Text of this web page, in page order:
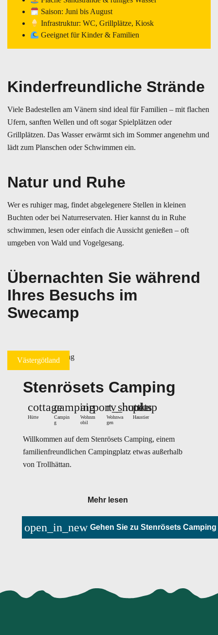
Saison: Juni bis August
Infrastruktur: WC, Grillplätze, Kiosk
Geeignet für Kinder & Familien
Kinderfreundliche Strände
Viele Badestellen am Vänern sind ideal für Familien – mit flachen
Ufern, sanften Wellen und oft sogar Spielplätzen oder
Grillplätzen. Das Wasser erwärmt sich im Sommer angenehm und
lädt zum Planschen oder Schwimmen ein.
Natur und Ruhe
Wer es ruhiger mag, findet abgelegenere Stellen in kleinen
Buchten oder bei Naturreservaten. Hier kannst du in Ruhe
schwimmen, lesen oder einfach die Aussicht genießen – oft
umgeben von Wald und Vogelgesang.
Übernachten Sie während
Ihres Besuchs im
Swecamp
Västergötland
Stenrösets Camping
cottage
Hütte
camping
Campin
g
airport_shuttle
Wohnm
obil
rv_hookup
Wohnwa
gen
pets
Haustier
Willkommen auf dem Stenrösets Camping, einem
familienfreundlichen Campingplatz etwas außerhalb
von Trollhättan.
Mehr lesen
open_in_new Gehen Sie zu Stenrösets Camping